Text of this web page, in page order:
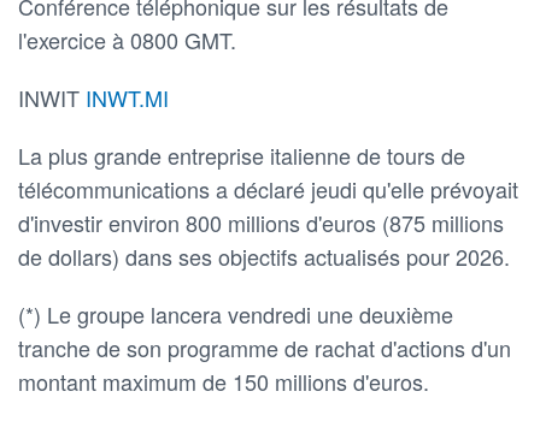
l'exercice à 0800 GMT.
INWIT INWT.MI
La plus grande entreprise italienne de tours de
télécommunications a déclaré jeudi qu'elle prévoyait
d'investir environ 800 millions d'euros (875 millions
de dollars) dans ses objectifs actualisés pour 2026.
(*) Le groupe lancera vendredi une deuxième
tranche de son programme de rachat d'actions d'un
montant maximum de 150 millions d'euros.